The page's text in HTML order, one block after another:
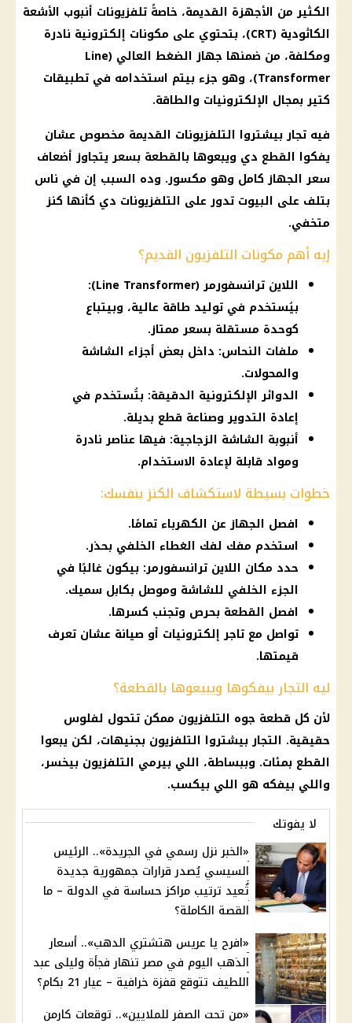
الكثير من الأجهزة القديمة، خاصةً تلفزيونات أنبوب الأشعة
الكاثودية (CRT)، بتحتوي على مكونات إلكترونية نادرة
ومكلفة، من ضمنها جهاز الضغط العالي (Line
Transformer)، وهو جزء بيتم استخدامه في تطبيقات
كتير بمجال الإلكترونيات والطاقة.
فيه تجار بيشتروا التلفزيونات القديمة مخصوص عشان
يفكوا القطع دي ويبعوها بالقطعة بسعر يتجاوز أضعاف
سعر الجهاز كامل وهو مكسور. وده السبب إن في ناس
بتلف على البيوت تدور على التلفزيونات دي كأنها كنز
متخفي.
إيه أهم مكونات التلفزيون القديم؟
اللاين ترانسفورمر (Line Transformer):
بيُستخدم في توليد طاقة عالية، وبيتباع
كوحدة مستقلة بسعر ممتاز.
ملفات النحاس: داخل بعض أجزاء الشاشة
والمحولات.
الدوائر الإلكترونية الدقيقة: بتُستخدم في
إعادة التدوير وصناعة قطع بديلة.
أنبوبة الشاشة الزجاجية: فيها عناصر نادرة
ومواد قابلة لإعادة الاستخدام.
خطوات بسيطة لاستكشاف الكنز بنفسك:
افصل الجهاز عن الكهرباء تمامًا.
استخدم مفك لفك الغطاء الخلفي بحذر.
حدد مكان اللاين ترانسفورمر: بيكون غالبًا في
الجزء الخلفي للشاشة وموصل بكابل سميك.
افصل القطعة بحرص وتجنب كسرها.
تواصل مع تاجر إلكترونيات أو صيانة عشان تعرف
قيمتها.
ليه التجار بيفكوها ويبيعوها بالقطعة؟
لأن كل قطعة جوه التلفزيون ممكن تتحول لفلوس
حقيقية. التجار بيشتروا التلفزيون بجنيهات، لكن يبعوا
القطع بمئات. وببساطة، اللي بيرمي التلفزيون بيخسر،
واللي بيفكه هو اللي بيكسب.
لا يفوتك
«الخبر نزل رسمي في الجريدة».. الرئيس
السيسي يُصدر قرارات جمهورية جديدة
تُعيد ترتيب مراكز حساسة في الدولة – ما
القصة الكاملة؟
«افرح يا عريس هتشتري الدهب».. أسعار
الذهب اليوم في مصر تنهار فجأة وليلى عبد
اللطيف تتوقع قفزة خرافية – عيار 21 بكام؟
«من تحت الصفر للملايين».. توقعات كارمن